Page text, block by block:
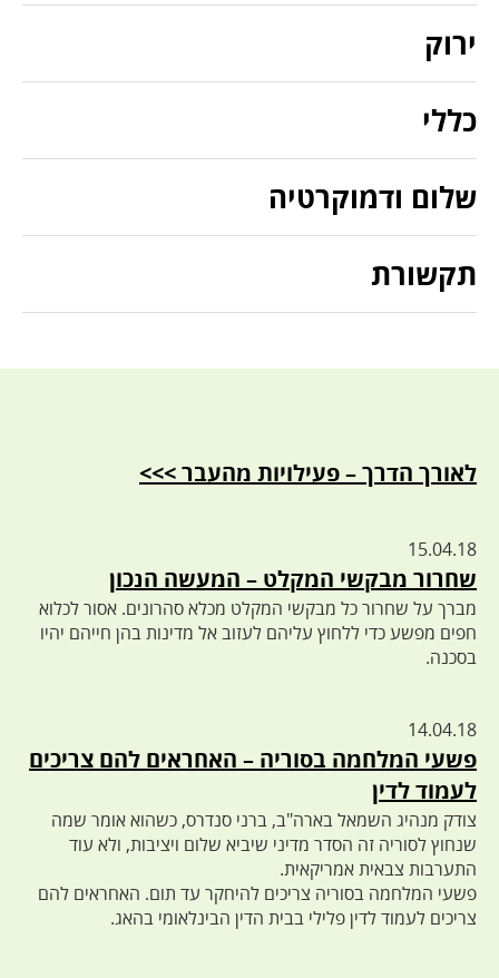
ירוק
כללי
שלום ודמוקרטיה
תקשורת
לאורך הדרך – פעילויות מהעבר >>>
15.04.18
שחרור מבקשי המקלט – המעשה הנכון
מברך על שחרור כל מבקשי המקלט מכלא סהרונים. אסור לכלוא
חפים מפשע כדי ללחוץ עליהם לעזוב אל מדינות בהן חייהם יהיו
בסכנה.
14.04.18
פשעי המלחמה בסוריה – האחראים להם צריכים
לעמוד לדין
צודק מנהיג השמאל בארה"ב, ברני סנדרס, כשהוא אומר שמה
שנחוץ לסוריה זה הסדר מדיני שיביא שלום ויציבות, ולא עוד
התערבות צבאית אמריקאית.
פשעי המלחמה בסוריה צריכים להיחקר עד תום. האחראים להם
צריכים לעמוד לדין פלילי בבית הדין הבינלאומי בהאג.